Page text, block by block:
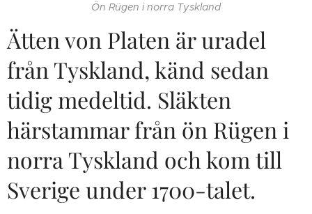
Ön Rügen i norra Tyskland
Ätten von Platen är uradel
från Tyskland, känd sedan
tidig medeltid. Släkten
härstammar från ön Rügen i
norra Tyskland och kom till
Sverige under 1700-talet.